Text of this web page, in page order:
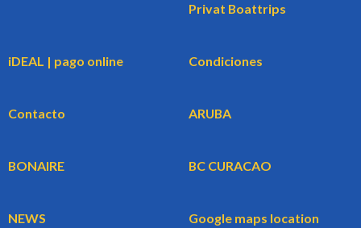
Privat Boattrips
iDEAL | pago online Condiciones
Contacto ARUBA
BONAIRE BC CURACAO
NEWS Google maps location